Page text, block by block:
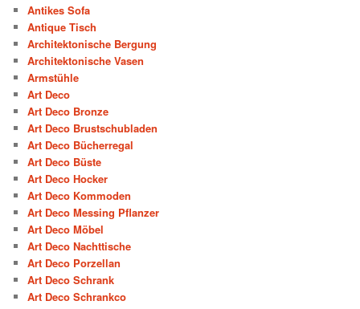
Antikes Sofa
Antique Tisch
Architektonische Bergung
Architektonische Vasen
Armstühle
Art Deco
Art Deco Bronze
Art Deco Brustschubladen
Art Deco Bücherregal
Art Deco Büste
Art Deco Hocker
Art Deco Kommoden
Art Deco Messing Pflanzer
Art Deco Möbel
Art Deco Nachttische
Art Deco Porzellan
Art Deco Schrank
Art Deco Schrankco